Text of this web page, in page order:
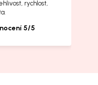
rychlost,
5/5